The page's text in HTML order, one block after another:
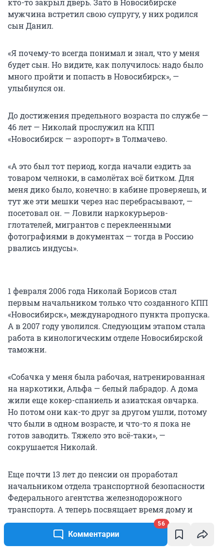
Комментарии
56
кто-то закрыл дверь. Зато в Новосибирске
мужчина встретил свою супругу, у них родился
сын Данил.
«Я почему-то всегда понимал и знал, что у меня
будет сын. Но видите, как получилось: надо было
много пройти и попасть в Новосибирск», —
улыбнулся он.
До достижения предельного возраста по службе —
46 лет — Николай прослужил на КПП
«Новосибирск — аэропорт» в Толмачево.
«А это был тот период, когда начали ездить за
товаром челноки, в самолётах всё битком. Для
меня дико было, конечно: в кабине проверяешь, и
тут же эти мешки через нас перебрасывают, —
посетовал он. — Ловили наркокурьеров-
глотателей, мигрантов с переклеенными
фотографиями в документах — тогда в Россию
рвались индусы».
1 февраля 2006 года Николай Борисов стал
первым начальником только что созданного КПП
«Новосибирск», международного пункта пропуска.
А в 2007 году уволился. Следующим этапом стала
работа в кинологическим отделе Новосибирской
таможни.
«Собачка у меня была рабочая, натренированная
на наркотики, Альфа — белый лабрадор. А дома
жили еще кокер-спаниель и азиатская овчарка.
Но потом они как-то друг за другом ушли, потому
что были в одном возрасте, и что-то я пока не
готов заводить. Тяжело это всё-таки», —
сокрушается Николай.
Еще почти 13 лет до пенсии он проработал
начальником отдела транспортной безопасности
Федерального агентства железнодорожного
транспорта. А теперь посвящает время дому и
саду: выхоженная им яблонька дает крупные и
сладкие яблоки. Но все равно не такие, как на
острове Измаил.